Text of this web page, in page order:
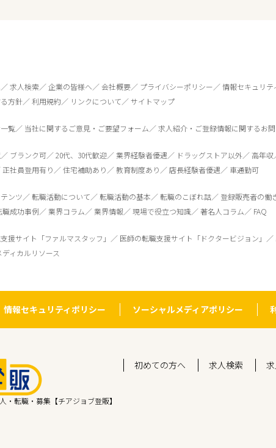
求人検索 企業の皆様へ 会社概要 プライバシーポリシー 情報セキュリテ
方針
利用規約 リンクについて サイトマップ
覧 当社に関するご意見・ご要望フォーム 求人紹介・ご登録情報に関するお
ブランク可 20代、30代歓迎 業界経験者優遇 ドラッグストア以外 高年収
正社員登用有り 住宅補助あり 教育制度あり 店長経験者優遇 車通勤可
ンツ 転職活動について 転職活動の基本 転職のこぼれ話 登録販売者の働
職成功事例 業界コラム 業界情報 現場で役立つ知識 著名人コラム FAQ
援サイト「ファルマスタッフ」 医師の転職支援サイト「ドクタービジョン」
ィカルリソース
情報セキュリティポリシー ソーシャルメディアポリシー
・転職・募集【チアジョブ登販】
初めての方へ 求人検索